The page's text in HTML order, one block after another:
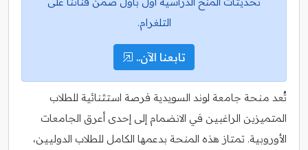
التلغرام.
تابعنا الآن..
تُعد منحة جامعة لوند السويدية فرصة استثنائية للطلاب
المتميزين الراغبين في الانضمام إلى إحدى أعرق الجامعات
الأوروبية. تمتاز هذه المنحة بدعمها الكامل للطلاب الدوليين،